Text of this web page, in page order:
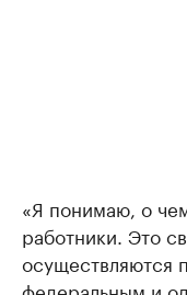
«Я понимаю, о
работники. Это
осуществляются